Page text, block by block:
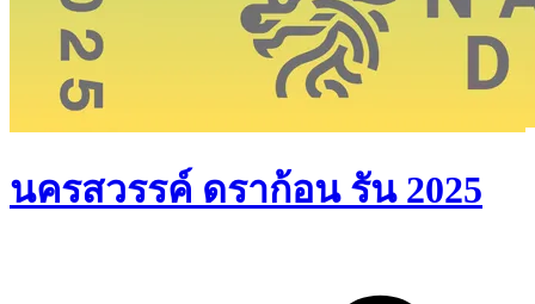
นครสวรรค์ ดราก้อน รัน 2025